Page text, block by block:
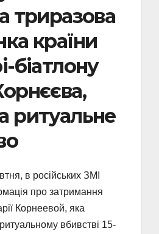
триразова
країни
біатлону
ритуальне
в російських ЗМІ
про затримання
Корнеевой, яка
вбивстві 15-